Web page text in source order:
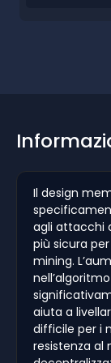
Il design
agli attacchi
più sicura
mining.
aiuta a
difficile per i
resistenza al